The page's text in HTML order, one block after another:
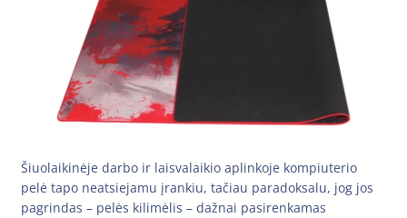
Šiuolaikinėje darbo ir laisvalaikio aplinkoje kompiuterio
pelė tapo neatsiejamu įrankiu, tačiau paradoksalu, jog jos
pagrindas – pelės kilimėlis – dažnai pasirenkamas